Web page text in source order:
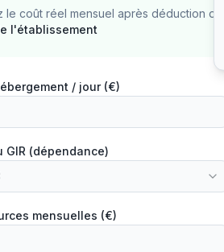
le coût réel mensuel après déduction
l'établissement
/ jour (€)
GIR (dépendance)
mensuelles (€)